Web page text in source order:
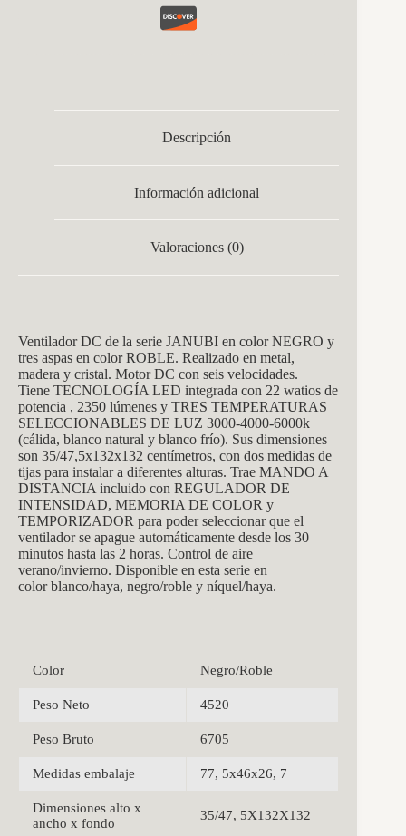
Descripción
Información adicional
Valoraciones (0)
Ventilador DC de la serie JANUBI en color NEGRO y
tres aspas en color ROBLE. Realizado en metal,
madera y cristal. Motor DC con seis velocidades.
Tiene TECNOLOGÍA LED integrada con 22 watios de
potencia , 2350 lúmenes y TRES TEMPERATURAS
SELECCIONABLES DE LUZ 3000-4000-6000k
(cálida, blanco natural y blanco frío). Sus dimensiones
son 35/47,5x132x132 centímetros, con dos medidas de
tijas para instalar a diferentes alturas. Trae MANDO A
DISTANCIA incluido con REGULADOR DE
INTENSIDAD, MEMORIA DE COLOR y
TEMPORIZADOR para poder seleccionar que el
ventilador se apague automáticamente desde los 30
minutos hasta las 2 horas. Control de aire
verano/invierno. Disponible en esta serie en
color blanco/haya, negro/roble y níquel/haya.
Color Negro/Roble
Peso Neto 4520
Peso Bruto 6705
Medidas embalaje 77, 5x46x26, 7
Dimensiones alto x
ancho x fondo
35/47, 5X132X132